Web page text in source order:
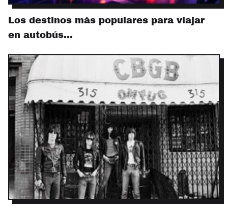
Los destinos más populares para viajar
en autobús…